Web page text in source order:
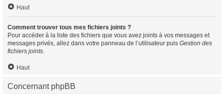
Haut
Comment trouver tous mes fichiers joints ?
Pour accéder à la liste des fichiers que vous avez joints à vos messages et
messages privés, allez dans votre panneau de l’utilisateur puis Gestion des
fichiers joints.
Haut
Concernant phpBB